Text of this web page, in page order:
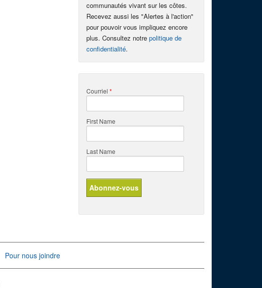
communautés vivant sur les côtes.
Recevez aussi les "Alertes à l'action"
pour pouvoir vous impliquez encore
plus. Consultez notre politique de
confidentialité.
Courriel *
First Name
Last Name
Pour nous joindre